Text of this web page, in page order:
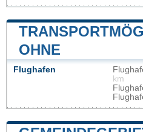
OHNE
Flughafen
km